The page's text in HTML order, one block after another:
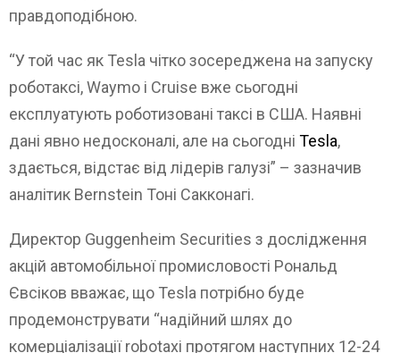
правдоподібною.
“У той час як Tesla чітко зосереджена на запуску
роботаксі, Waymo і Cruise вже сьогодні
експлуатують роботизовані таксі в США. Наявні
дані явно недосконалі, але на сьогодні Tesla,
здається, відстає від лідерів галузі” – зазначив
аналітик Bernstein Тоні Сакконагі.
Директор Guggenheim Securities з дослідження
акцій автомобільної промисловості Рональд
Євсіков вважає, що Tesla потрібно буде
продемонструвати “надійний шлях до
комерціалізації robotaxi протягом наступних 12-24